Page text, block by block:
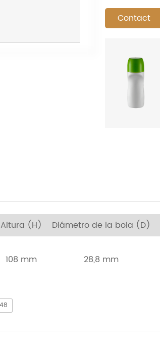
Contact
Altura (H) Diámetro de la bola (D)
108 mm 28,8 mm